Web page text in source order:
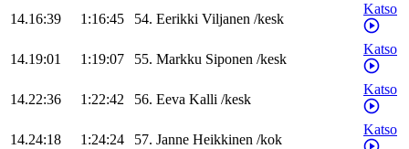
14.16:39 1:16:45 54. Eerikki Viljanen /kesk
Katso
14.19:01 1:19:07 55. Markku Siponen /kesk
Katso
14.22:36 1:22:42 56. Eeva Kalli /kesk
Katso
14.24:18 1:24:24 57. Janne Heikkinen /kok
Katso